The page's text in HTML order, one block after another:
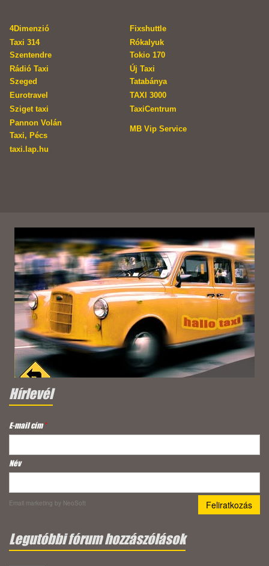
4Dimenzió
Fixshuttle
Taxi 314
Szentendre
Rókalyuk
Tokio 170
Rádió Taxi
Szeged
Új Taxi
Tatabánya
Eurotravel
TAXI 3000
Sziget taxi
TaxiCentrum
Pannon Volán
Taxi, Pécs
MB Vip Service
taxi.lap.hu
Hírlevél
E-mail cím*
Név
Email marketing by NeoSoft
Legutóbbi fórum hozzászólások